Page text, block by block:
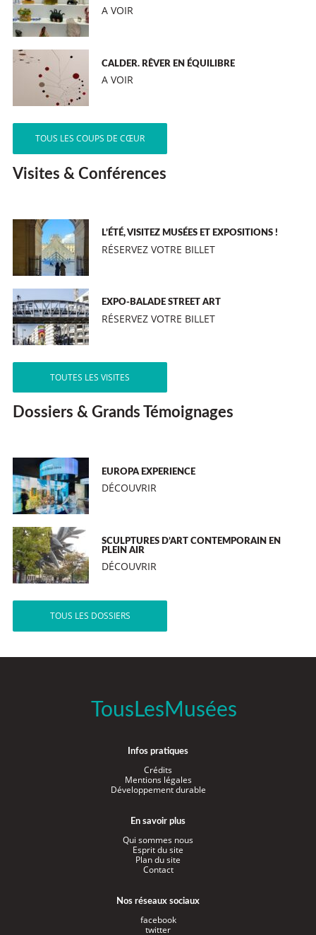
A VOIR
CALDER. RÊVER EN ÉQUILIBRE
A VOIR
TOUS LES COUPS DE CŒUR
Visites & Conférences
L’ÉTÉ, VISITEZ MUSÉES ET EXPOSITIONS !
RÉSERVEZ VOTRE BILLET
EXPO-BALADE STREET ART
RÉSERVEZ VOTRE BILLET
TOUTES LES VISITES
Dossiers & Grands Témoignages
EUROPA EXPERIENCE
DÉCOUVRIR
SCULPTURES D’ART CONTEMPORAIN EN
PLEIN AIR
DÉCOUVRIR
TOUS LES DOSSIERS
TousLesMusées
Infos pratiques
Crédits
Mentions légales
Développement durable
En savoir plus
Qui sommes nous
Esprit du site
Plan du site
Contact
Nos réseaux sociaux
facebook
twitter